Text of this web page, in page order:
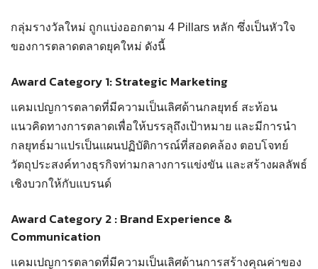
กลุ่มรางวัลใหม่ ถูกแบ่งออกตาม 4 Pillars หลัก ซึ่งเป็นหัวใจ
ของการตลาดตลาดยุคใหม่ ดังนี้
Award Category 1: Strategic Marketing
แคมเปญการตลาดที่มีความเป็นเลิศด้านกลยุทธ์ สะท้อน
แนวคิดทางการตลาดเพื่อให้บรรลุถึงเป้าหมาย และมีการนำ
กลยุทธ์มาแปรเป็นแผนปฏิบัติการณ์ที่สอดคล้อง ตอบโจทย์
วัตถุประสงค์ทางธุรกิจท่ามกลางการแข่งขัน และสร้างผลลัพธ์
เชิงบวกให้กับแบรนด์
Award Category 2 : Brand Experience &
Communication
แคมเปญการตลาดที่มีความเป็นเลิศด้านการสร้างคุณค่าของ